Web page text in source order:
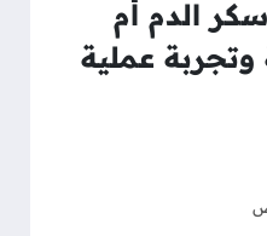
الدم أم
عملية